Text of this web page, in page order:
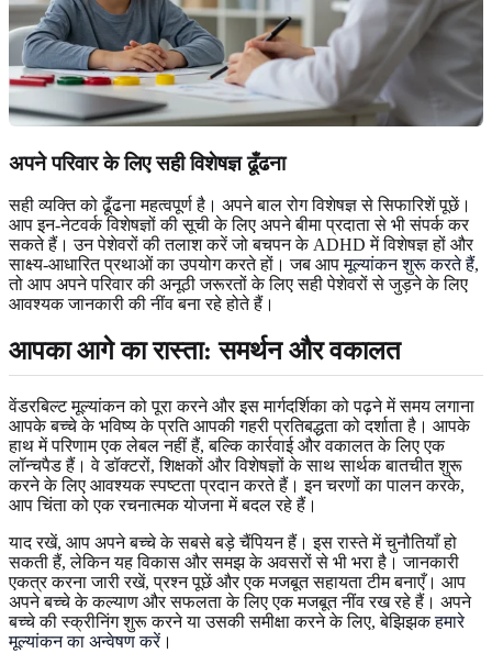
अपने परिवार के लिए सही विशेषज्ञ ढूँढना
सही व्यक्ति को ढूँढना महत्वपूर्ण है। अपने बाल रोग विशेषज्ञ से सिफारिशें पूछें।
आप इन-नेटवर्क विशेषज्ञों की सूची के लिए अपने बीमा प्रदाता से भी संपर्क कर
सकते हैं। उन पेशेवरों की तलाश करें जो बचपन के ADHD में विशेषज्ञ हों और
साक्ष्य-आधारित प्रथाओं का उपयोग करते हों। जब आपमूल्यांकन शुरू करते हैं,
तो आप अपने परिवार की अनूठी जरूरतों के लिए सही पेशेवरों से जुड़ने के लिए
आवश्यक जानकारी की नींव बना रहे होते हैं।
आपका आगे का रास्ता: समर्थन और वकालत
वेंडरबिल्ट मूल्यांकन को पूरा करने और इस मार्गदर्शिका को पढ़ने में समय लगाना
आपके बच्चे के भविष्य के प्रति आपकी गहरी प्रतिबद्धता को दर्शाता है। आपके
हाथ में परिणाम एक लेबल नहीं हैं, बल्कि कार्रवाई और वकालत के लिए एक
लॉन्चपैड हैं। वे डॉक्टरों, शिक्षकों और विशेषज्ञों के साथ सार्थक बातचीत शुरू
करने के लिए आवश्यक स्पष्टता प्रदान करते हैं। इन चरणों का पालन करके,
आप चिंता को एक रचनात्मक योजना में बदल रहे हैं।
याद रखें, आप अपने बच्चे के सबसे बड़े चैंपियन हैं। इस रास्ते में चुनौतियाँ हो
सकती हैं, लेकिन यह विकास और समझ के अवसरों से भी भरा है। जानकारी
एकत्र करना जारी रखें, प्रश्न पूछें और एक मजबूत सहायता टीम बनाएँ। आप
अपने बच्चे के कल्याण और सफलता के लिए एक मजबूत नींव रख रहे हैं। अपने
बच्चे की स्क्रीनिंग शुरू करने या उसकी समीक्षा करने के लिए, बेझिझकहमारे
मूल्यांकन का अन्वेषण करें।